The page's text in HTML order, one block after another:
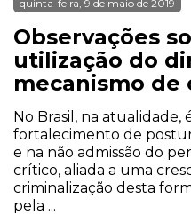
quinta-feira, 9 de maio de 2019
Observações
utilização do
mecanismo de
No Brasil, na atualidade,
fortalecimento de
e na não admissão do
crítico, aliada a uma
criminalização desta
pela ...